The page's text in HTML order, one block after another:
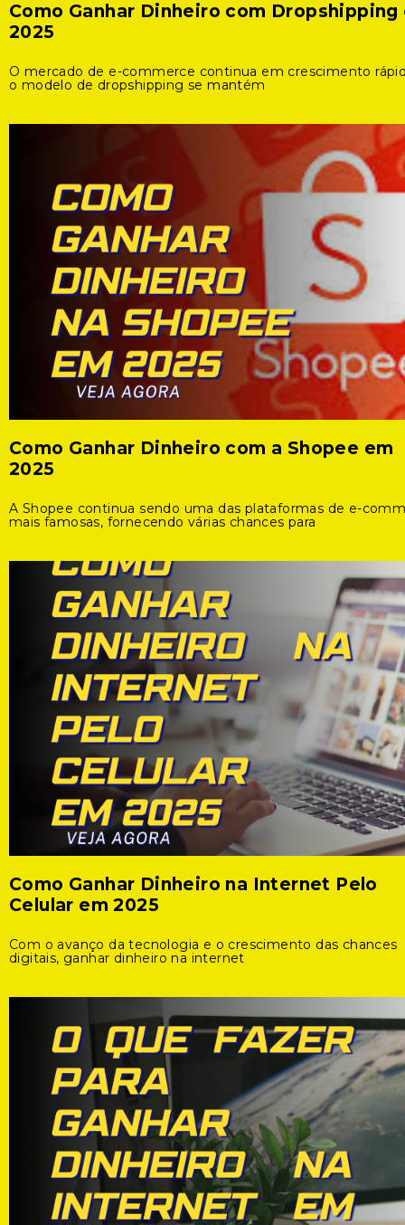
Como Ganhar Dinheiro com Dropshipping
2025
O mercado de e-commerce continua em crescimento
o modelo de dropshipping se mantém
Como Ganhar Dinheiro com a Shopee em
2025
A Shopee continua sendo uma das plataformas de e-
mais famosas, fornecendo várias chances para
Como Ganhar Dinheiro na Internet Pelo
Celular em 2025
Com o avanço da tecnologia e o crescimento das chances
digitais, ganhar dinheiro na internet